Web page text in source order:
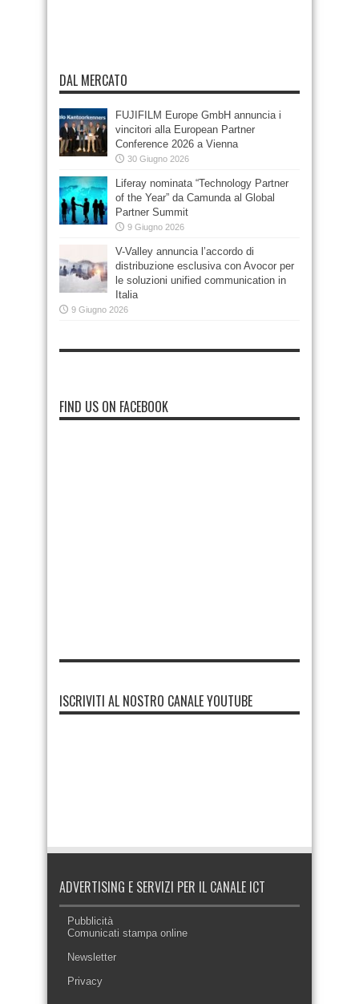
DAL MERCATO
FUJIFILM Europe GmbH annuncia i
vincitori alla European Partner
Conference 2026 a Vienna
30 Giugno 2026
Liferay nominata “Technology Partner
of the Year” da Camunda al Global
Partner Summit
9 Giugno 2026
V-Valley annuncia l’accordo di
distribuzione esclusiva con Avocor per
le soluzioni unified communication in
Italia
9 Giugno 2026
FIND US ON FACEBOOK
ISCRIVITI AL NOSTRO CANALE YOUTUBE
ADVERTISING E SERVIZI PER IL CANALE ICT
Pubblicità
Comunicati stampa online
Newsletter
Privacy